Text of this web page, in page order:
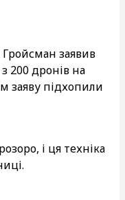
заявив
200 дронів на
заяву підхопили
і ця техніка